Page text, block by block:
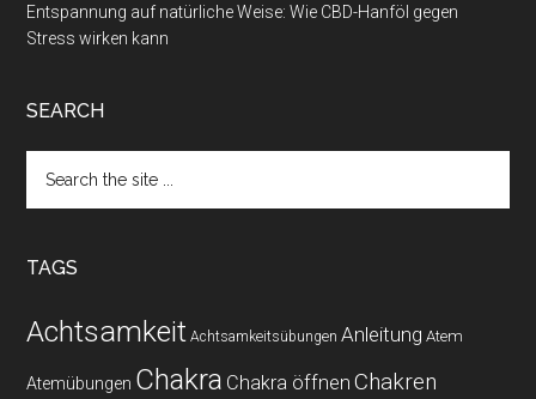
Entspannung auf natürliche Weise: Wie CBD-Hanföl gegen
Stress wirken kann
SEARCH
the
TAGS
Achtsamkeit Achtsamkeitsübungen Anleitung Atem
Atemübungen Chakra Chakra öffnen Chakren